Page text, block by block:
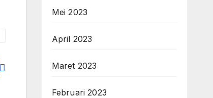
Mei 2023
April 2023
Maret 2023
Februari 2023